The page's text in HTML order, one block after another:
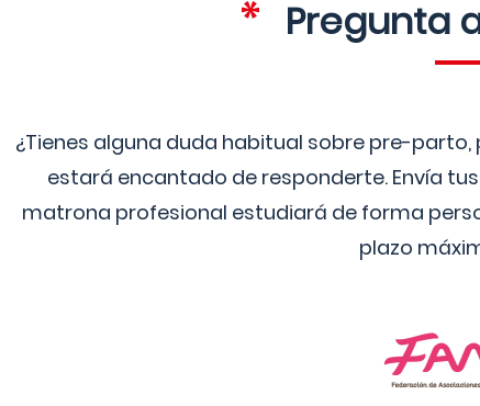
Pregunta
¿Tienes alguna duda habitual sobre pre-
estará encantado de responderte. Envía
matrona profesional estudiará de forma
plazo